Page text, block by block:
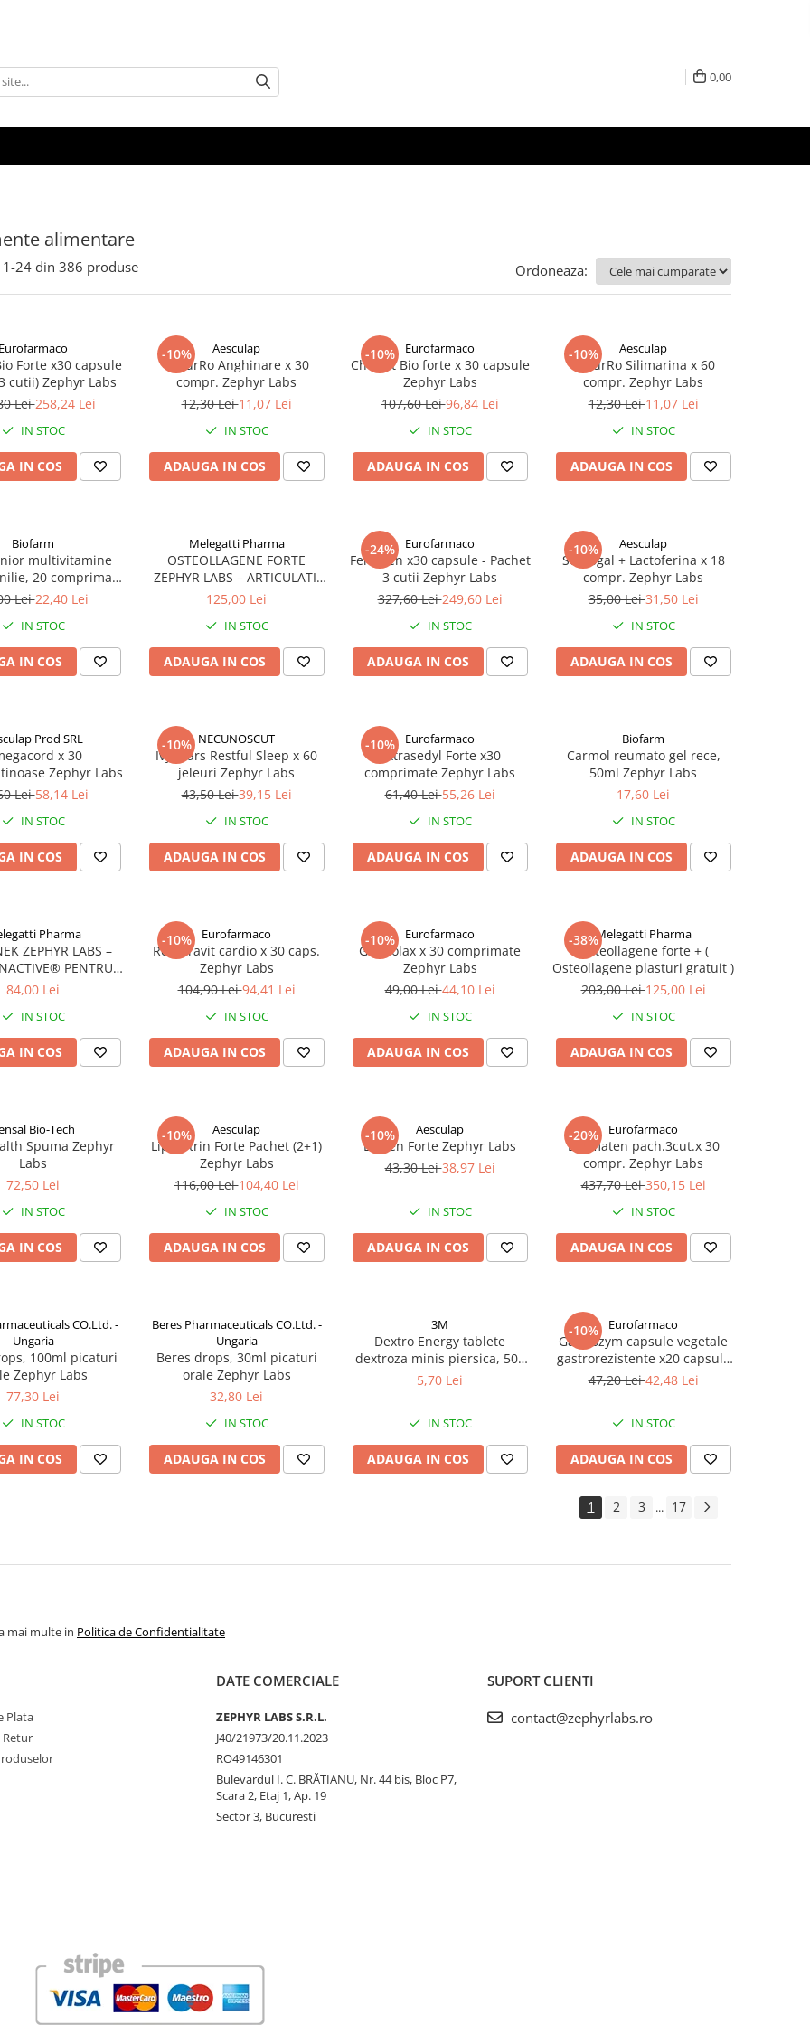
0,00
alimentare
1-24 din 386 produse Ordoneaza:
Eurofarmaco
Forte x30 capsule
cutii) Zephyr Labs
Lei258,24 Lei
IN STOC
IN COS
-10% Aesculap
NaturRo Anghinare x 30
compr. Zephyr Labs
12,30 Lei11,07 Lei
IN STOC
ADAUGA IN COS
-10% Eurofarmaco
Cholest Bio forte x 30 capsule
Zephyr Labs
107,60 Lei96,84 Lei
IN STOC
ADAUGA IN COS
-10% Aesculap
NaturRo Silimarina x 60
compr. Zephyr Labs
12,30 Lei11,07 Lei
IN STOC
ADAUGA IN COS
Biofarm
multivitamine
20 comprimate
Zephyr Labs
Lei22,40 Lei
IN STOC
IN COS
Melegatti Pharma
OSTEOLLAGENE FORTE
ZEPHYR LABS – ARTICULATII
SANATOASE SI MOBILITATE
125,00 Lei
IN STOC
ADAUGA IN COS
-24% Eurofarmaco
Ferrozen x30 capsule - Pachet
3 cutii Zephyr Labs
327,60 Lei249,60 Lei
IN STOC
ADAUGA IN COS
-10% Aesculap
Septogal + Lactoferina x 18
compr. Zephyr Labs
35,00 Lei31,50 Lei
IN STOC
ADAUGA IN COS
Prod SRL
x 30
Zephyr Labs
Lei58,14 Lei
IN STOC
IN COS
-10% NECUNOSCUT
Ivybears Restful Sleep x 60
jeleuri Zephyr Labs
43,50 Lei39,15 Lei
IN STOC
ADAUGA IN COS
-10% Eurofarmaco
Extrasedyl Forte x30
comprimate Zephyr Labs
61,40 Lei55,26 Lei
IN STOC
ADAUGA IN COS
Biofarm
Carmol reumato gel rece,
50ml Zephyr Labs
17,60 Lei
IN STOC
ADAUGA IN COS
Pharma
ZEPHYR LABS –
PENTRU
SI IMUNITATE
84,00 Lei
IN STOC
IN COS
-10% Eurofarmaco
Resveravit cardio x 30 caps.
Zephyr Labs
104,90 Lei94,41 Lei
IN STOC
ADAUGA IN COS
-10% Eurofarmaco
Gastrolax x 30 comprimate
Zephyr Labs
49,00 Lei44,10 Lei
IN STOC
ADAUGA IN COS
-38%Melegatti Pharma
Osteollagene forte + (
Osteollagene plasturi gratuit )
203,00 Lei125,00 Lei
IN STOC
ADAUGA IN COS
Bio-Tech
Spuma Zephyr
Labs
72,50 Lei
IN STOC
IN COS
-10% Aesculap
Lipoartrin Forte Pachet (2+1)
Zephyr Labs
116,00 Lei104,40 Lei
IN STOC
ADAUGA IN COS
-10% Aesculap
Bioven Forte Zephyr Labs
43,30 Lei38,97 Lei
IN STOC
ADAUGA IN COS
-20% Eurofarmaco
Dermaten pach.3cut.x 30
compr. Zephyr Labs
437,70 Lei350,15 Lei
IN STOC
ADAUGA IN COS
CO.Ltd. -
Ungaria
100ml picaturi
Zephyr Labs
77,30 Lei
IN STOC
IN COS
Beres Pharmaceuticals CO.Ltd. -
Ungaria
Beres drops, 30ml picaturi
orale Zephyr Labs
32,80 Lei
IN STOC
ADAUGA IN COS
3M
Dextro Energy tablete
dextroza minis piersica, 50g
Zephyr Labs
5,70 Lei
IN STOC
ADAUGA IN COS
-10% Eurofarmaco
Gastrozym capsule vegetale
gastrorezistente x20 capsule
Zephyr Labs
47,20 Lei42,48 Lei
IN STOC
ADAUGA IN COS
1 2 3 ... 17
mai multe in Politica de Confidentialitate
Plata
Retur
DATE COMERCIALE
ZEPHYR LABS S.R.L.
J40/21973/20.11.2023
RO49146301
Bulevardul I. C. BRĂTIANU, Nr. 44 bis, Bloc P7,
Scara 2, Etaj 1, Ap. 19
Sector 3, Bucuresti
SUPORT CLIENTI
contact@zephyrlabs.ro